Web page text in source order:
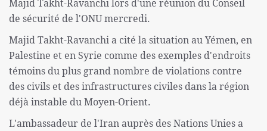
Majid Takht-Ravanchi lors d'une réunion du Conseil
de sécurité de l'ONU mercredi.
Majid Takht-Ravanchi a cité la situation au Yémen, en
Palestine et en Syrie comme des exemples d'endroits
témoins du plus grand nombre de violations contre
des civils et des infrastructures civiles dans la région
déjà instable du Moyen-Orient.
L'ambassadeur de l'Iran auprès des Nations Unies a